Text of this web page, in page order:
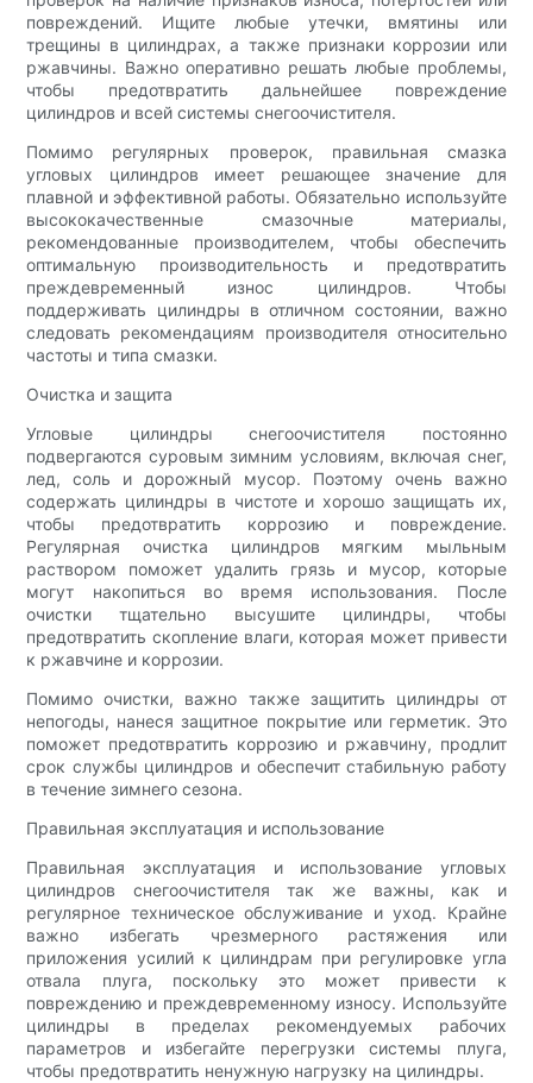
повреждений. Ищите любые утечки, вмятины или
трещины в цилиндрах, а также признаки коррозии или
ржавчины. Важно оперативно решать любые проблемы,
чтобы предотвратить дальнейшее повреждение
цилиндров и всей системы снегоочистителя.
Помимо регулярных проверок, правильная смазка
угловых цилиндров имеет решающее значение для
плавной и эффективной работы. Обязательно используйте
высококачественные смазочные материалы,
рекомендованные производителем, чтобы обеспечить
оптимальную производительность и предотвратить
преждевременный износ цилиндров. Чтобы
поддерживать цилиндры в отличном состоянии, важно
следовать рекомендациям производителя относительно
частоты и типа смазки.
Очистка и защита
Угловые цилиндры снегоочистителя постоянно
подвергаются суровым зимним условиям, включая снег,
лед, соль и дорожный мусор. Поэтому очень важно
содержать цилиндры в чистоте и хорошо защищать их,
чтобы предотвратить коррозию и повреждение.
Регулярная очистка цилиндров мягким мыльным
раствором поможет удалить грязь и мусор, которые
могут накопиться во время использования. После
очистки тщательно высушите цилиндры, чтобы
предотвратить скопление влаги, которая может привести
к ржавчине и коррозии.
Помимо очистки, важно также защитить цилиндры от
непогоды, нанеся защитное покрытие или герметик. Это
поможет предотвратить коррозию и ржавчину, продлит
срок службы цилиндров и обеспечит стабильную работу
в течение зимнего сезона.
Правильная эксплуатация и использование
Правильная эксплуатация и использование угловых
цилиндров снегоочистителя так же важны, как и
регулярное техническое обслуживание и уход. Крайне
важно избегать чрезмерного растяжения или
приложения усилий к цилиндрам при регулировке угла
отвала плуга, поскольку это может привести к
повреждению и преждевременному износу. Используйте
цилиндры в пределах рекомендуемых рабочих
параметров и избегайте перегрузки системы плуга,
чтобы предотвратить ненужную нагрузку на цилиндры.